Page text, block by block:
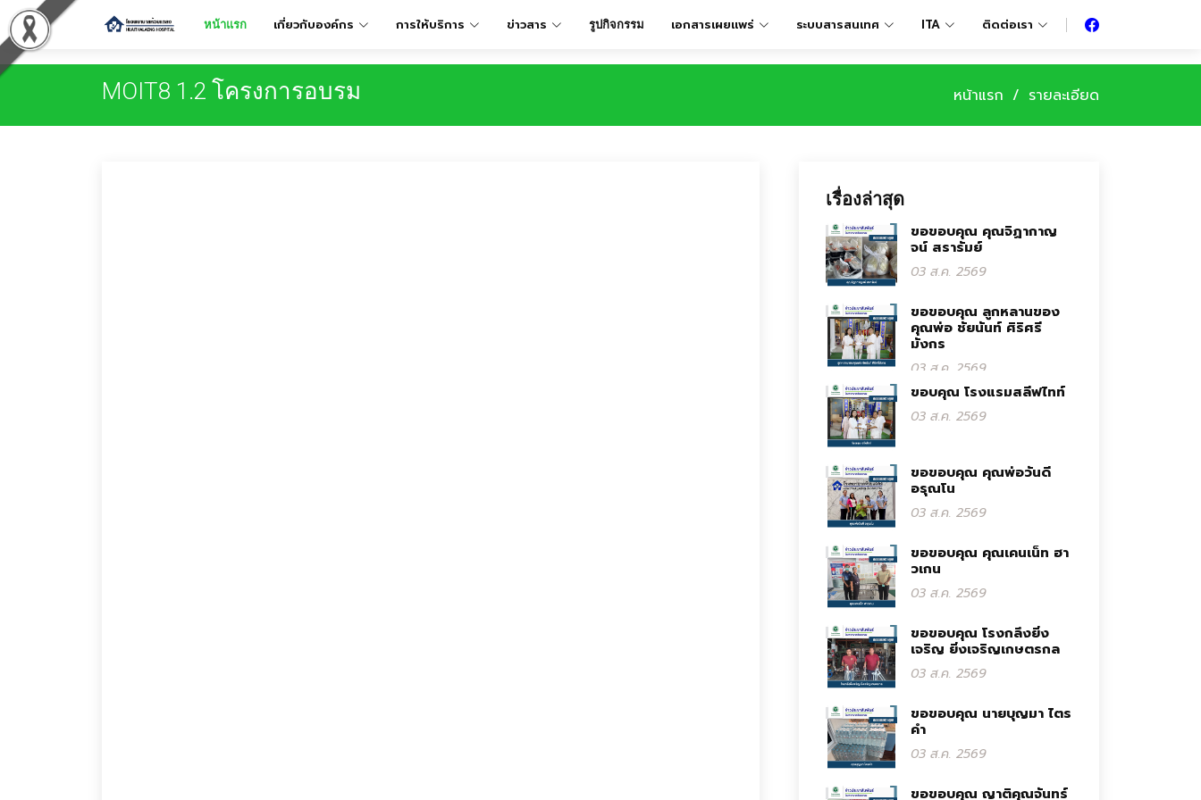
หน้าแรก เกี่ยวกับองค์กร การให้บริการ ข่าวสาร รูปกิจกรรม เอกสารเผยเเพร่ ระบบสารสนเทศ ITA ติดต่อเรา
MOIT8 1.2 โครงการอบรม หน้าแรก รายละเอียด
เรื่องล่าสุด
ขอขอบคุณ คุณจิฏากาญ
จน์ สรารัมย์
03 ส.ค. 2569
ขอขอบคุณ ลูกหลานของ
คุณพ่อ ชัยนันท์ ศิริศรี
มังกร
03 ส.ค. 2569
ขอบคุณ โรงแรมสลีฟไทท์
03 ส.ค. 2569
ขอขอบคุณ คุณพ่อวันดี
อรุณโน
03 ส.ค. 2569
ขอขอบคุณ คุณเคนเน็ท ฮา
วเกน
03 ส.ค. 2569
ขอขอบคุณ โรงกลึงยิ่ง
เจริญ ยิ่งเจริญเกษตรกล
03 ส.ค. 2569
ขอขอบคุณ นายบุญมา ไตร
คำ
03 ส.ค. 2569
ขอขอบคุณ ญาติคุณจันทร์